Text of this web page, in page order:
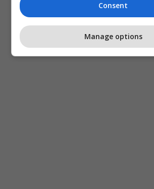
Consent
Manage options